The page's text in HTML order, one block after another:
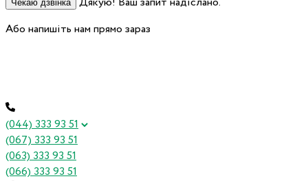
Чекаю дзвінка
Або напишіть нам прямо зараз
(044) 333 93 51
(067) 333 93 51
(063) 333 93 51
(066) 333 93 51